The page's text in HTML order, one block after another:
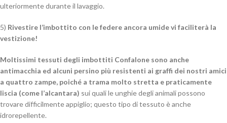
ulteriormente durante il lavaggio.
5) Rivestire l’imbottito con le federe ancora umide vi faciliterà la
vestizione!
Moltissimi tessuti degli imbottiti Confalone sono anche
antimacchia ed alcuni persino più resistenti ai graffi dei nostri amici
a quattro zampe, poiché a trama molto stretta e praticamente
liscia (come l’alcantara) sui quali le unghie degli animali possono
trovare difficilmente appiglio; questo tipo di tessuto è anche
idrorepellente.